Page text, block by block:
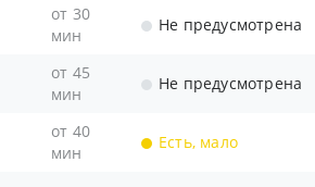
от 30
мин
Не предусмотрена
от 45
мин
Не предусмотрена
от 40
мин
Есть, мало